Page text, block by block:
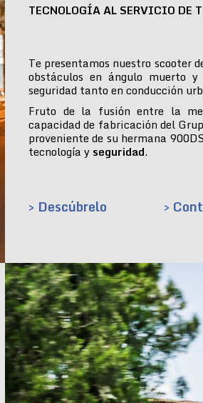
TECNOLOGÍA AL SERVICIO DE
Te presentamos nuestro scooter
obstáculos en ángulo muerto
seguridad tanto en conducción
Fruto de la fusión entre la
capacidad de fabricación del
proveniente de su hermana
tecnología y seguridad.
> Descúbrelo >